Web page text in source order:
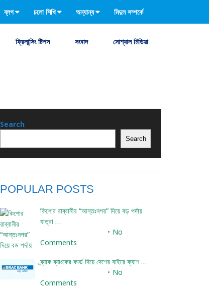
ব্লগ চলো শিখি অন্যান্য মিদুল সম্পর্কে
ফ্রিলান্সিং টিপস সংবাদ সোশ্যাল মিডিয়া
Search
Search
POPULAR POSTS
কিশোর রাব্বানীর “আন্তঃনগর” দিয়ে বড় পর্দায়
যাত্রা …
No
Comments
ব্র্যাক ব্যাংকের কার্ড দিয়ে দেশের বাইরে ক্যাশ …
No
Comments